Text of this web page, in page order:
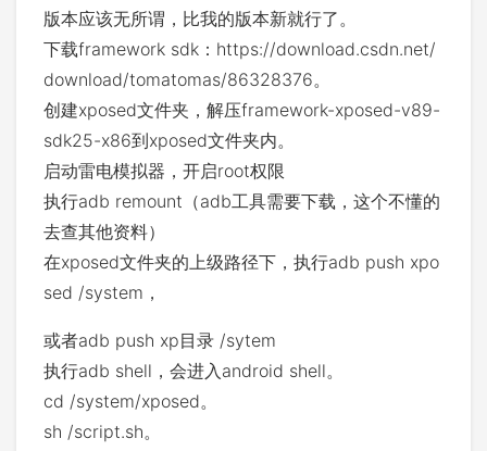
版本应该无所谓，比我的版本新就行了。
下载framework sdk：https://download.csdn.net/
download/tomatomas/86328376。
创建xposed文件夹，解压framework-xposed-v89-
sdk25-x86到xposed文件夹内。
启动雷电模拟器，开启root权限
执行adb remount（adb工具需要下载，这个不懂的
去查其他资料）
在xposed文件夹的上级路径下，执行adb push xpo
sed /system，
或者adb push xp目录 /sytem
执行adb shell，会进入android shell。
cd /system/xposed。
sh /script.sh。